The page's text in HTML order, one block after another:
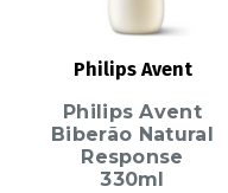
Philips Avent
Philips Avent
Biberão Natural
Response
330ml